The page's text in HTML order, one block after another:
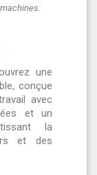
une
conçue
avec
et un
la
et des